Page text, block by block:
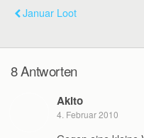
Januar Loot
8 Antworten
Akito
4. Februar 2010